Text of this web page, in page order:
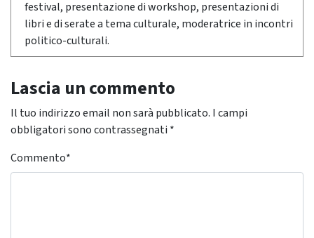
festival, presentazione di workshop, presentazioni di
libri e di serate a tema culturale, moderatrice in incontri
politico-culturali.
Lascia un commento
Il tuo indirizzo email non sarà pubblicato. I campi
obbligatori sono contrassegnati *
Commento*